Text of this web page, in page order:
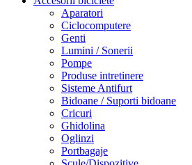
Aparatori
Ciclocomputere
Genti
Lumini / Sonerii
Pompe
Produse intretinere
Sisteme Antifurt
Bidoane / Suporti bidoane
Cricuri
Ghidolina
Oglinzi
Portbagaje